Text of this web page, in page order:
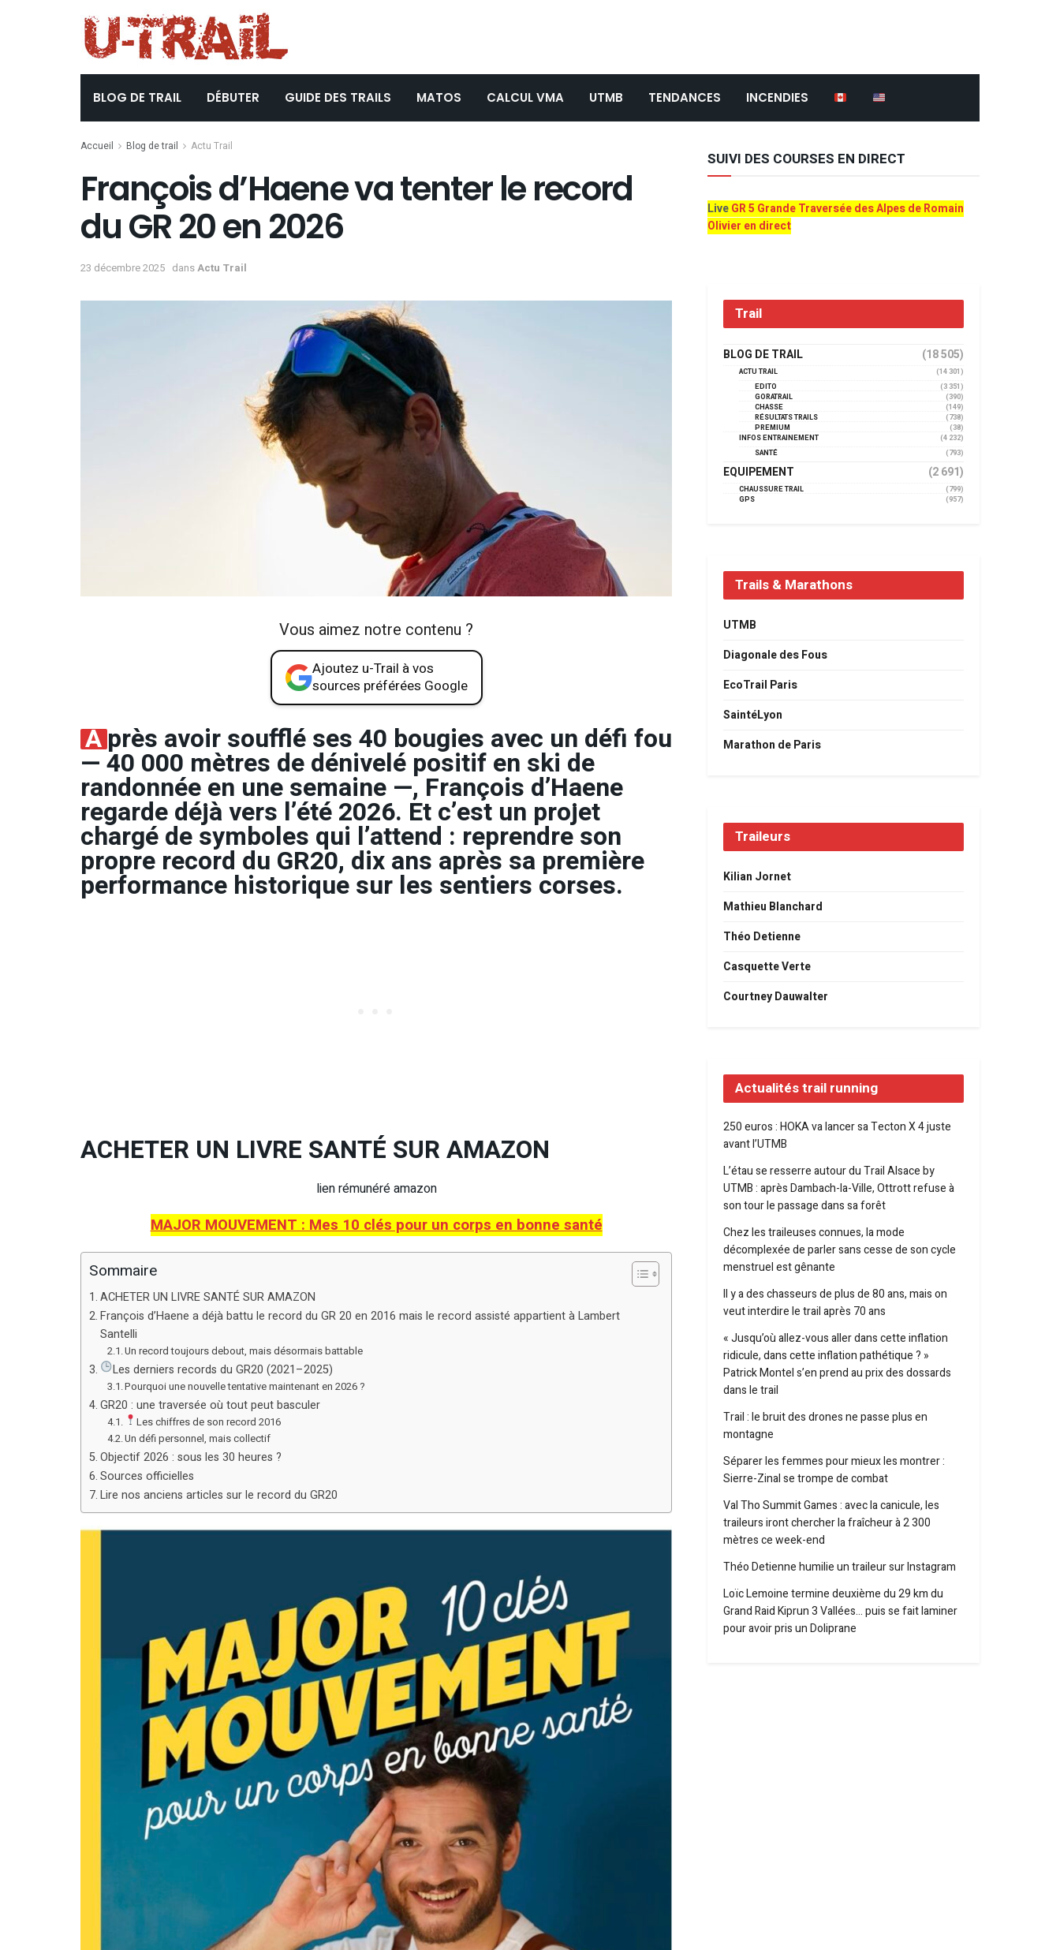
BLOG DE TRAIL DÉBUTER GUIDE DES TRAILS MATOS CALCUL VMA UTMB TENDANCES INCENDIES
Accueil Blog de trail Actu Trail
François d’Haene va tenter le record
du GR 20 en 2026
23 décembre 2025 dansActu Trail
Vous aimez notre contenu ?
Ajoutez u-Trail à vos
sources préférées Google
Après avoir soufflé ses 40 bougies avec un défi fou
— 40 000 mètres de dénivelé positif en ski de
randonnée en une semaine —, François d’Haene
regarde déjà vers l’été 2026. Et c’est un projet
chargé de symboles qui l’attend : reprendre son
propre record du GR20, dix ans après sa première
performance historique sur les sentiers corses.
ACHETER UN LIVRE SANTÉ SUR AMAZON
lien rémunéré amazon
MAJOR MOUVEMENT : Mes 10 clés pour un corps en bonne santé
Sommaire
ACHETER UN LIVRE SANTÉ SUR AMAZON
François d’Haene a déjà battu le record du GR 20 en 2016 mais le record assisté appartient à Lambert
Santelli
Un record toujours debout, mais désormais battable
Les derniers records du GR20 (2021–2025)
Pourquoi une nouvelle tentative maintenant en 2026 ?
GR20 : une traversée où tout peut basculer
Les chiffres de son record 2016
Un défi personnel, mais collectif
Objectif 2026 : sous les 30 heures ?
Sources officielles
Lire nos anciens articles sur le record du GR20
SUIVI DES COURSES EN DIRECT
LiveGR 5 Grande Traversée des Alpes de Romain
Olivier en direct
Trail
BLOG DE TRAIL (18 505)
ACTU TRAIL
(14 301)
EDITO
(3 351)
GORATRAIL
(390)
CHASSE
(149)
RÉSULTATS TRAILS
(738)
PREMIUM
(38)
INFOS ENTRAINEMENT
(4 232)
SANTÉ
(793)
EQUIPEMENT (2 691)
CHAUSSURE TRAIL
(799)
GPS
(957)
Trails & Marathons
UTMB
Diagonale des Fous
EcoTrail Paris
SaintéLyon
Marathon de Paris
Traileurs
Kilian Jornet
Mathieu Blanchard
Théo Detienne
Casquette Verte
Courtney Dauwalter
Actualités trail running
250 euros : HOKA va lancer sa Tecton X 4 juste
avant l’UTMB
L’étau se resserre autour du Trail Alsace by
UTMB : après Dambach-la-Ville, Ottrott refuse à
son tour le passage dans sa forêt
Chez les traileuses connues, la mode
décomplexée de parler sans cesse de son cycle
menstruel est gênante
Il y a des chasseurs de plus de 80 ans, mais on
veut interdire le trail après 70 ans
« Jusqu’où allez-vous aller dans cette inflation
ridicule, dans cette inflation pathétique ? »
Patrick Montel s’en prend au prix des dossards
dans le trail
Trail : le bruit des drones ne passe plus en
montagne
Séparer les femmes pour mieux les montrer :
Sierre-Zinal se trompe de combat
Val Tho Summit Games : avec la canicule, les
traileurs iront chercher la fraîcheur à 2 300
mètres ce week-end
Théo Detienne humilie un traileur sur Instagram
Loïc Lemoine termine deuxième du 29 km du
Grand Raid Kiprun 3 Vallées… puis se fait laminer
pour avoir pris un Doliprane